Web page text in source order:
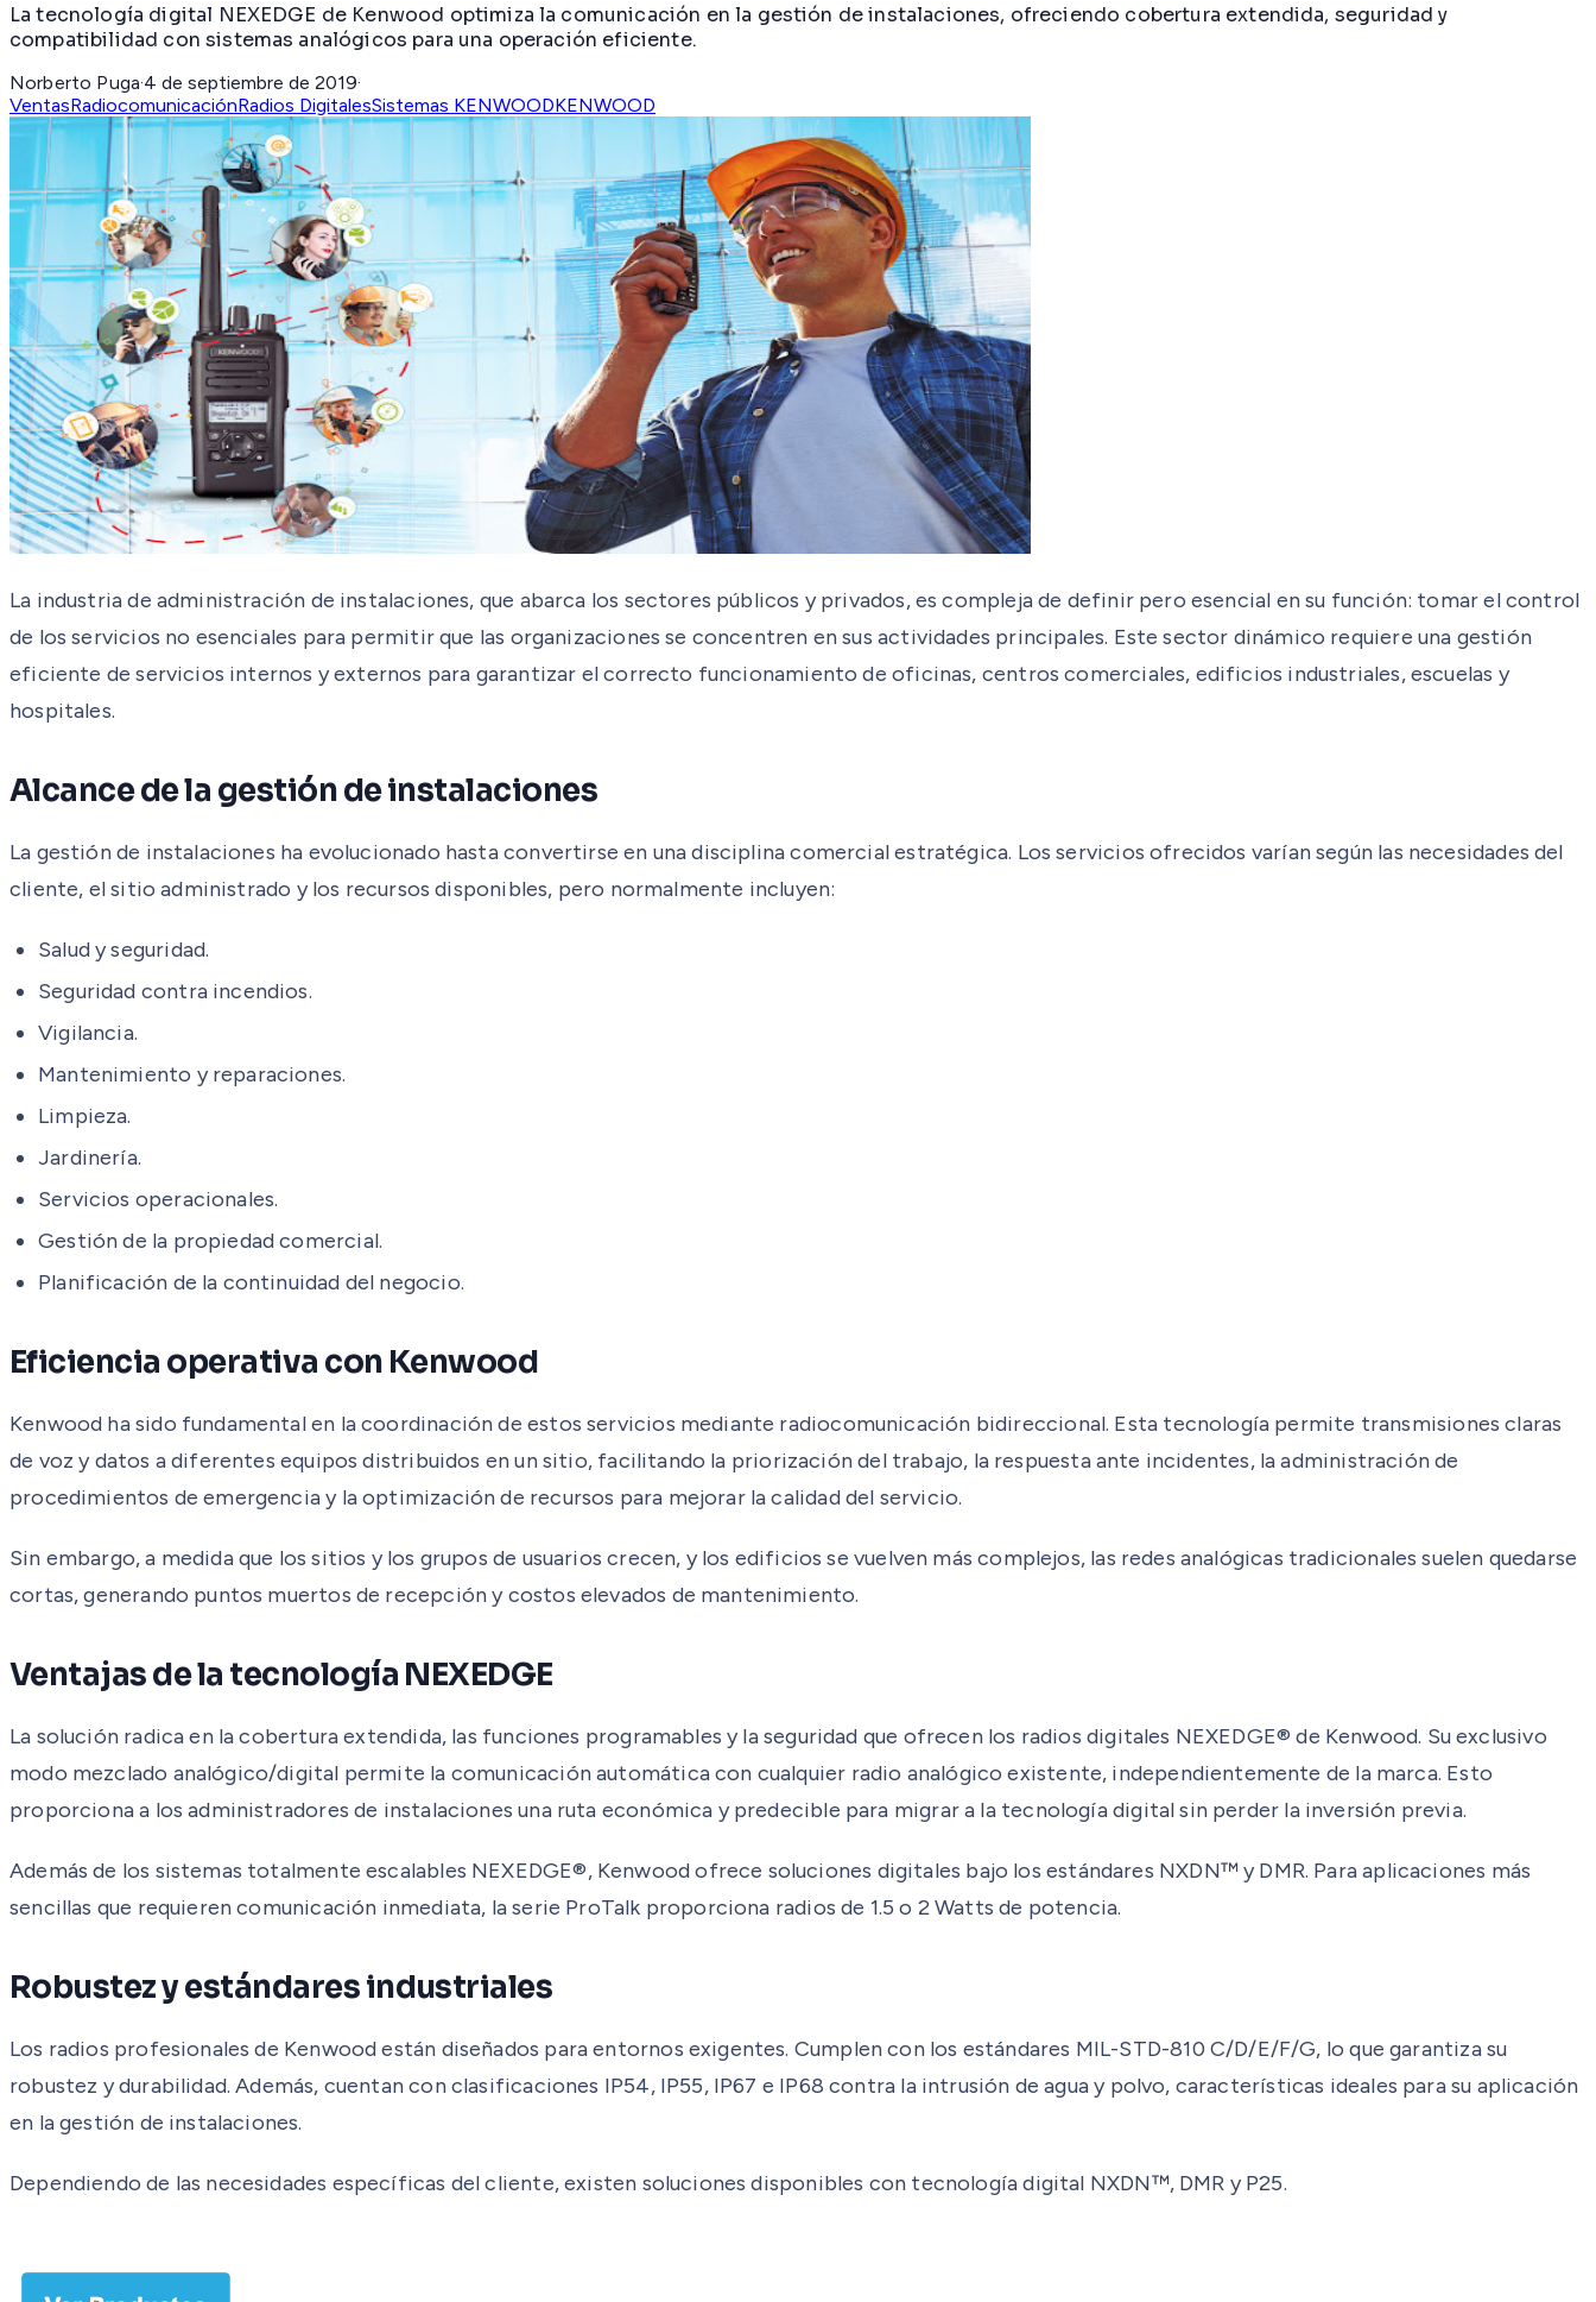
La tecnología digital NEXEDGE de Kenwood optimiza la comunicación en la gestión de instalaciones, ofreciendo cobertura extendida, seguridad y
compatibilidad con sistemas analógicos para una operación eficiente.
Norberto Puga·4 de septiembre de 2019·
VentasRadiocomunicaciónRadios DigitalesSistemas KENWOODKENWOOD
La industria de administración de instalaciones, que abarca los sectores públicos y privados, es compleja de definir pero esencial en su función: tomar el control
de los servicios no esenciales para permitir que las organizaciones se concentren en sus actividades principales. Este sector dinámico requiere una gestión
eficiente de servicios internos y externos para garantizar el correcto funcionamiento de oficinas, centros comerciales, edificios industriales, escuelas y
hospitales.
Alcance de la gestión de instalaciones
La gestión de instalaciones ha evolucionado hasta convertirse en una disciplina comercial estratégica. Los servicios ofrecidos varían según las necesidades del
cliente, el sitio administrado y los recursos disponibles, pero normalmente incluyen:
Salud y seguridad.
Seguridad contra incendios.
Vigilancia.
Mantenimiento y reparaciones.
Limpieza.
Jardinería.
Servicios operacionales.
Gestión de la propiedad comercial.
Planificación de la continuidad del negocio.
Eficiencia operativa con Kenwood
Kenwood ha sido fundamental en la coordinación de estos servicios mediante radiocomunicación bidireccional. Esta tecnología permite transmisiones claras
de voz y datos a diferentes equipos distribuidos en un sitio, facilitando la priorización del trabajo, la respuesta ante incidentes, la administración de
procedimientos de emergencia y la optimización de recursos para mejorar la calidad del servicio.
Sin embargo, a medida que los sitios y los grupos de usuarios crecen, y los edificios se vuelven más complejos, las redes analógicas tradicionales suelen quedarse
cortas, generando puntos muertos de recepción y costos elevados de mantenimiento.
Ventajas de la tecnología NEXEDGE
La solución radica en la cobertura extendida, las funciones programables y la seguridad que ofrecen los radios digitales NEXEDGE® de Kenwood. Su exclusivo
modo mezclado analógico/digital permite la comunicación automática con cualquier radio analógico existente, independientemente de la marca. Esto
proporciona a los administradores de instalaciones una ruta económica y predecible para migrar a la tecnología digital sin perder la inversión previa.
Además de los sistemas totalmente escalables NEXEDGE®, Kenwood ofrece soluciones digitales bajo los estándares NXDN™ y DMR. Para aplicaciones más
sencillas que requieren comunicación inmediata, la serie ProTalk proporciona radios de 1.5 o 2 Watts de potencia.
Robustez y estándares industriales
Los radios profesionales de Kenwood están diseñados para entornos exigentes. Cumplen con los estándares MIL-STD-810 C/D/E/F/G, lo que garantiza su
robustez y durabilidad. Además, cuentan con clasificaciones IP54, IP55, IP67 e IP68 contra la intrusión de agua y polvo, características ideales para su aplicación
en la gestión de instalaciones.
Dependiendo de las necesidades específicas del cliente, existen soluciones disponibles con tecnología digital NXDN™, DMR y P25.